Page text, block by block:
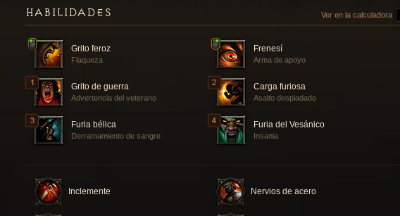
HABILIDADES Ver en la calculadora
Grito feroz
Flaqueza
Frenesí
Arma de apoyo
Grito de guerra
Advertencia del veterano
Carga furiosa
Asalto despiadado
Furia bélica
Derramamiento de sangre
Furia del Vesánico
Insania
Inclemente Nervios de acero